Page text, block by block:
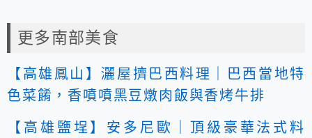
更多南部美食
【高雄鳳山】灑屋擠巴西料理｜巴西當地特
色菜餚，香噴噴黑豆燉肉飯與香烤牛排
【高雄鹽埕】安多尼歐｜頂級豪華法式料